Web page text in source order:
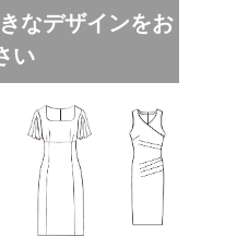
なデザインをお
い